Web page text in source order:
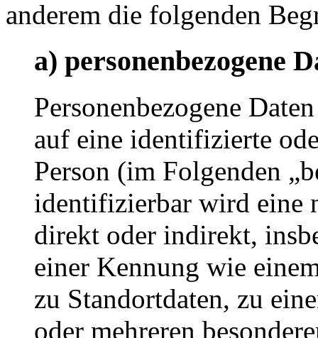
anderem die folgenden
a) personenbezogene
Personenbezogene
auf eine identifizierte
Person (im Folgenden
identifizierbar wird eine
direkt oder indirekt,
einer Kennung wie
zu Standortdaten, zu
oder mehreren